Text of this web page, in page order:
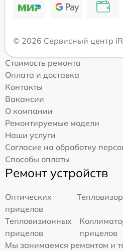
© 2026 Сервисный центр
Стоимость ремонта
Оплата и доставка
Контакты
Вакансии
О компании
Ремонтируемые модели
Наши услуги
Согласие на обработку
Способы оплаты
Ремонт устройств
Оптических
прицелов
Тепловизионных
прицелов
прицелов
Мы занимаемся ремонтом и